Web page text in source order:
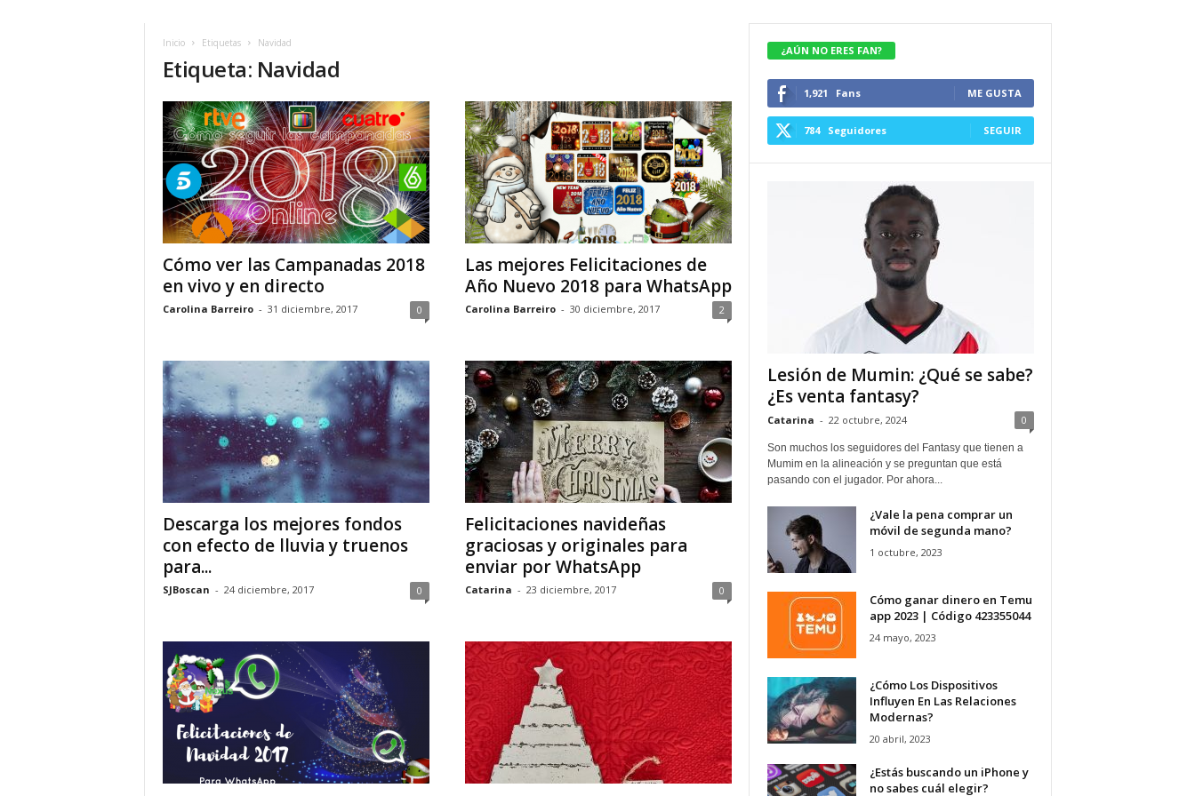
Inicio Etiquetas Navidad
Etiqueta: Navidad
Cómo ver las Campanadas 2018
en vivo y en directo
Carolina Barreiro - 31 diciembre, 2017 0
Las mejores Felicitaciones de
Año Nuevo 2018 para WhatsApp
Carolina Barreiro - 30 diciembre, 2017 2
Descarga los mejores fondos
con efecto de lluvia y truenos
para...
SJBoscan - 24 diciembre, 2017 0
Felicitaciones navideñas
graciosas y originales para
enviar por WhatsApp
Catarina - 23 diciembre, 2017 0
¿AÚN NO ERES FAN?
1,921 Fans ME GUSTA
784 Seguidores SEGUIR
Lesión de Mumin: ¿Qué se sabe?
¿Es venta fantasy?
Catarina - 22 octubre, 2024 0
Son muchos los seguidores del Fantasy que tienen a
Mumim en la alineación y se preguntan que está
pasando con el jugador. Por ahora...
¿Vale la pena comprar un
móvil de segunda mano?
1 octubre, 2023
Cómo ganar dinero en Temu
app 2023 | Código 423355044
24 mayo, 2023
¿Cómo Los Dispositivos
Influyen En Las Relaciones
Modernas?
20 abril, 2023
¿Estás buscando un iPhone y
no sabes cuál elegir?